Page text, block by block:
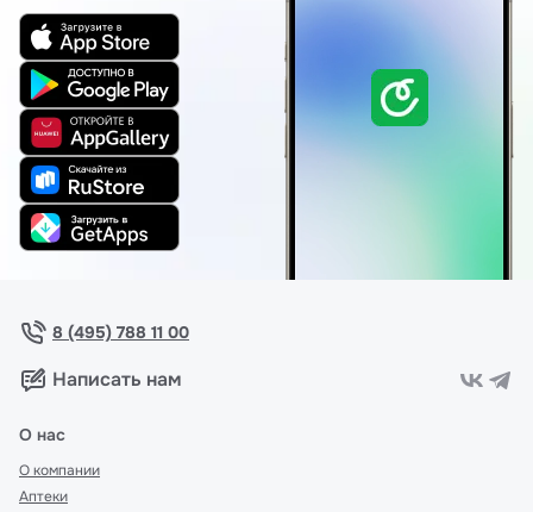
8 (495) 788 11 00
Написать нам
О нас
О компании
Аптеки